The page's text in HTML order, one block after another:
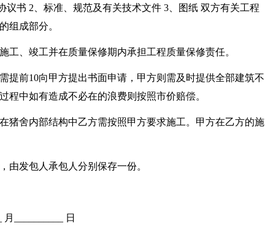
议书 2、标准、规范及有关技术文件 3、图纸 双方有关工程
组成部分。
工、竣工并在质量保修期内承担工程质量保修责任。
提前10向甲方提出书面申请，甲方则需及时提供全部建筑不
程中如有造成不必在的浪费则按照市价赔偿。
猪舍内部结构中乙方需按照甲方要求施工。甲方在乙方的施
由发包人承包人分别保存一份。
__________ 日